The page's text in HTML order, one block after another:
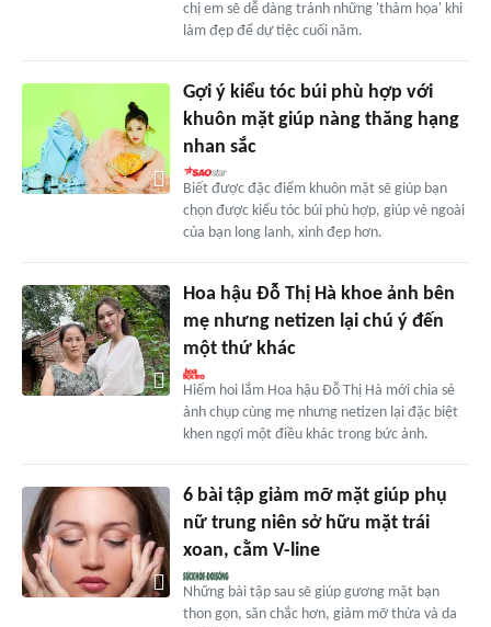
chị em sẽ dễ dàng tránh những 'thảm họa' khi
làm đẹp để dự tiệc cuối năm.
Gợi ý kiểu tóc búi phù hợp với
khuôn mặt giúp nàng thăng hạng
nhan sắc
Biết được đặc điểm khuôn mặt sẽ giúp bạn
chọn được kiểu tóc búi phù hợp, giúp vẻ ngoài
của bạn long lanh, xinh đẹp hơn.
Hoa hậu Đỗ Thị Hà khoe ảnh bên
mẹ nhưng netizen lại chú ý đến
một thứ khác
Hiếm hoi lắm Hoa hậu Đỗ Thị Hà mới chia sẻ
ảnh chụp cùng mẹ nhưng netizen lại đặc biệt
khen ngợi một điều khác trong bức ảnh.
6 bài tập giảm mỡ mặt giúp phụ
nữ trung niên sở hữu mặt trái
xoan, cằm V-line
Những bài tập sau sẽ giúp gương mặt bạn
thon gọn, săn chắc hơn, giảm mỡ thừa và da